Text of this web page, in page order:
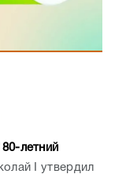
летний
I утвердил